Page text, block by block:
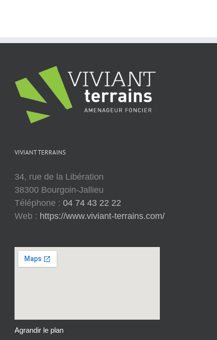
VIVIANT TERRAINS
34, rue de la Libération
38300 Bourgoin-Jallieu
Téléphone : 04 74 43 22 22
Web : https://www.viviant-terrains.com/
Agrandir le plan